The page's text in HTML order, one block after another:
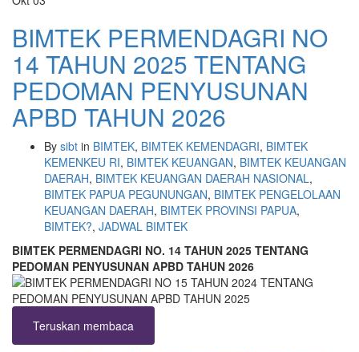
BIMTEK PERMENDAGRI NO
14 TAHUN 2025 TENTANG
PEDOMAN PENYUSUNAN
APBD TAHUN 2026
By sibt in BIMTEK, BIMTEK KEMENDAGRI, BIMTEK
KEMENKEU RI, BIMTEK KEUANGAN, BIMTEK KEUANGAN
DAERAH, BIMTEK KEUANGAN DAERAH NASIONAL,
BIMTEK PAPUA PEGUNUNGAN, BIMTEK PENGELOLAAN
KEUANGAN DAERAH, BIMTEK PROVINSI PAPUA,
BIMTEK?, JADWAL BIMTEK
BIMTEK PERMENDAGRI NO. 14 TAHUN 2025 TENTANG
PEDOMAN PENYUSUNAN APBD TAHUN 2026
Teruskan membaca